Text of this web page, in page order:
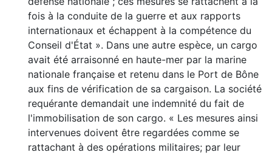
fois à la conduite de la guerre et aux rapports
internationaux et échappent à la compétence du
Conseil d'État ». Dans une autre espèce, un cargo
avait été arraisonné en haute-mer par la marine
nationale française et retenu dans le Port de Bône
aux fins de vérification de sa cargaison. La société
requérante demandait une indemnité du fait de
l'immobilisation de son cargo. « Les mesures ainsi
intervenues doivent être regardées comme se
rattachant à des opérations militaires; par leur